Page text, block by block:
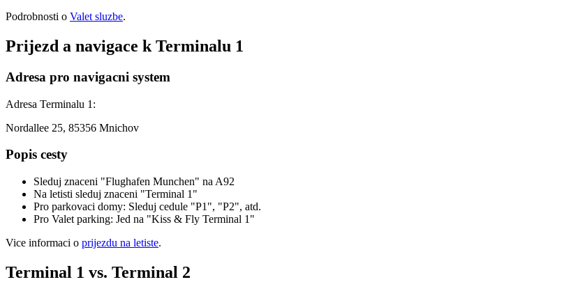
Podrobnosti o Valet sluzbe.
Prijezd a navigace k Terminalu 1
Adresa pro navigacni system
Adresa Terminalu 1:
Nordallee 25, 85356 Mnichov
Popis cesty
Sleduj znaceni "Flughafen Munchen" na A92
Na letisti sleduj znaceni "Terminal 1"
Pro parkovaci domy: Sleduj cedule "P1", "P2", atd.
Pro Valet parking: Jed na "Kiss & Fly Terminal 1"
Vice informaci o prijezdu na letiste.
Terminal 1 vs. Terminal 2